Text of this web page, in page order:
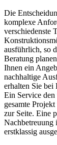
Die
komplexe
verschiedenste
ausführlich, so
Beratung
Ihnen ein
nachhaltige
erhalten Sie bei
Ein Service den
gesamte
zur Seite. Eine
Nachbetreuung
erstklassig